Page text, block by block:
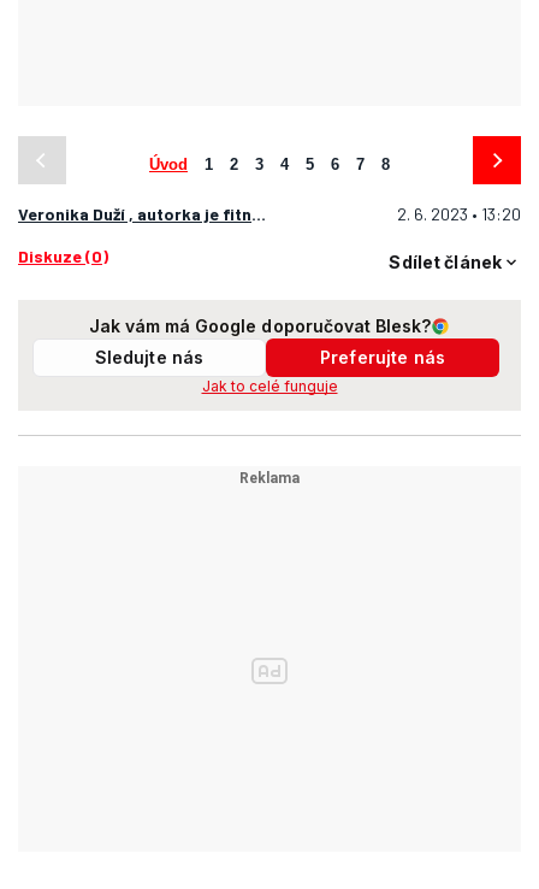
Úvod 1 2 3 4 5 6 7 8
Veronika Duží , autorka je fitness trenérka 2. 6. 2023 • 13:20
Diskuze (0) Sdílet článek
Jak vám má Google doporučovat Blesk?
Sledujte nás
Preferujte nás
Jak to celé funguje